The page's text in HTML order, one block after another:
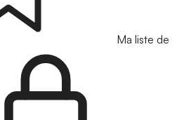
Ma liste de